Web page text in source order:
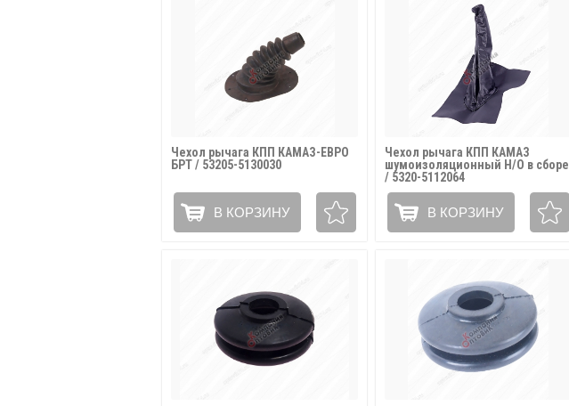
Чехол рычага КПП КАМАЗ-ЕВРО
БРТ / 53205-5130030
В КОРЗИНУ
Чехол рычага КПП КАМАЗ
шумоизоляционный Н/О в сборе
/ 5320-5112064
В КОРЗИНУ